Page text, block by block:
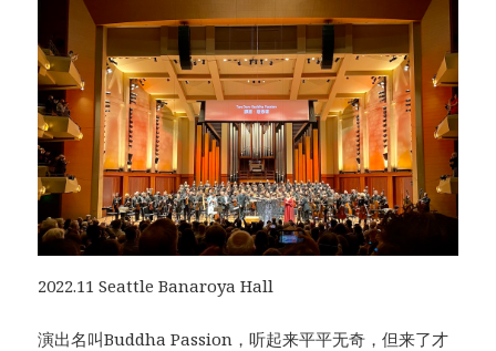
2022.11 Seattle Banaroya Hall
演出名叫Buddha Passion，听起来平平无奇，但来了才